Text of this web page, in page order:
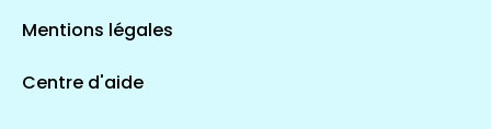
Mentions légales
Centre d'aide